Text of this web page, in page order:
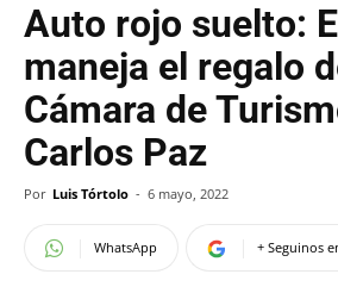
Auto rojo suelto:
maneja el regalo
Cámara de
Carlos Paz
Por Luis Tórtolo - 6 mayo, 2022
WhatsApp + Seguinos